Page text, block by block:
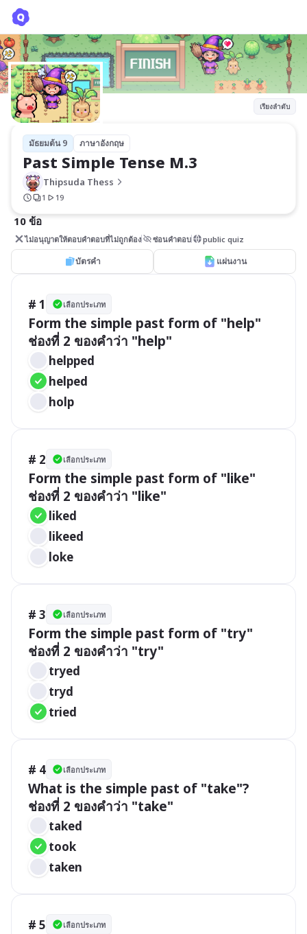
เรียงลำดับ
มัธยมต้น 9 ภาษาอังกฤษ
Past Simple Tense M.3
Thipsuda Thess
1 19
10 ข้อ
ไม่อนุญาตให้ตอบคำตอบที่ไม่ถูกต้อง ซ่อนคำตอบ public quiz
บัตรคำ แผ่นงาน
# 1 เลือกประเภท
Form the simple past form of "help"
ช่องที่ 2 ของคำว่า "help"
helpped
helped
holp
# 2 เลือกประเภท
Form the simple past form of "like"
ช่องที่ 2 ของคำว่า "like"
liked
likeed
loke
# 3 เลือกประเภท
Form the simple past form of "try"
ช่องที่ 2 ของคำว่า "try"
tryed
tryd
tried
# 4 เลือกประเภท
What is the simple past of "take"?
ช่องที่ 2 ของคำว่า "take"
taked
took
taken
# 5 เลือกประเภท